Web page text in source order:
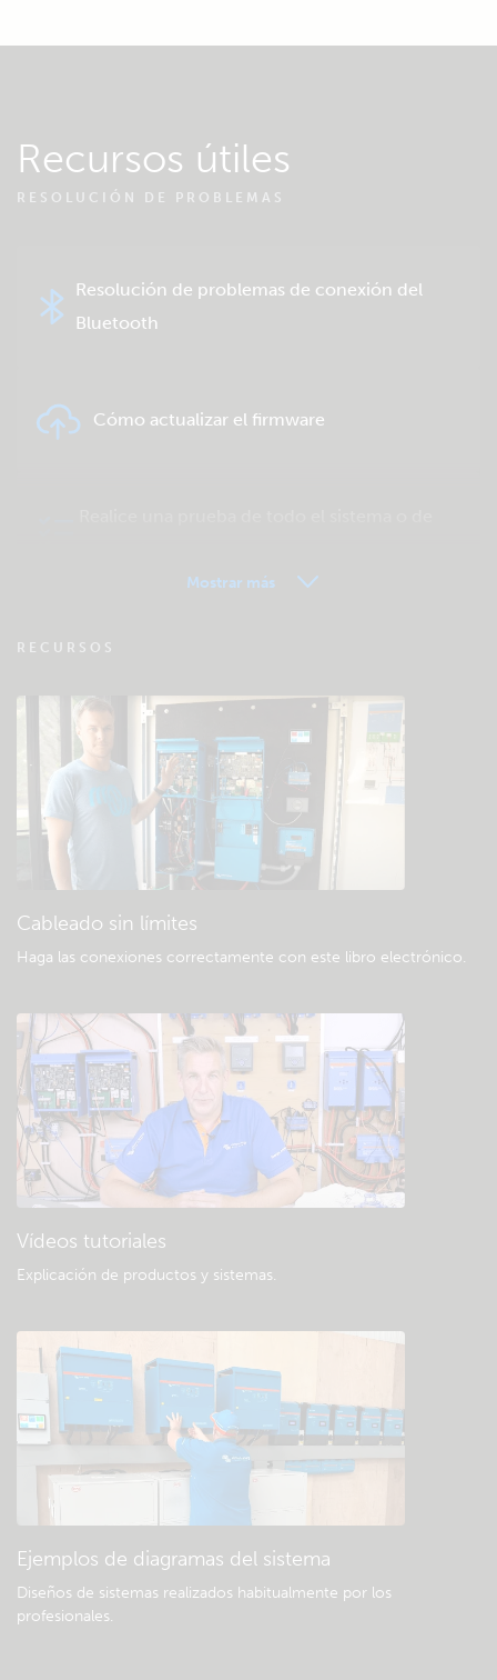
Recursos útiles
RESOLUCIÓN DE PROBLEMAS
Resolución de problemas de conexión del
Bluetooth
Cómo actualizar el firmware
VRM - Preguntas frecuentes sobre
Consulte la base de conocimientos de la
comunidad
Descargas generales y documentación
Mostrar más
RECURSOS
Cableado sin límites
Haga las conexiones correctamente con este libro electrónico.
Vídeos tutoriales
Explicación de productos y sistemas.
Ejemplos de diagramas del sistema
Diseños de sistemas realizados habitualmente por los
profesionales.